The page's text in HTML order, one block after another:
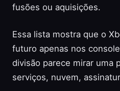
fusões ou aquisições.
Essa lista mostra que o
futuro apenas nos
divisão parece mirar uma
serviços, nuvem,